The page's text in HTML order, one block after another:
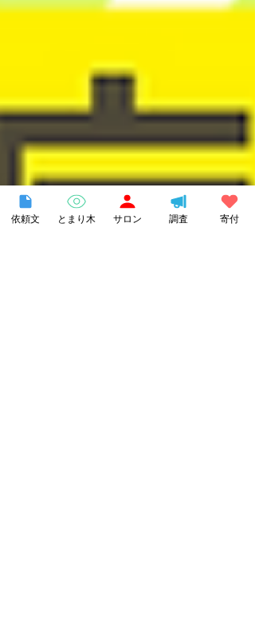
「とまり木オンラインスタッフ」 を若干名
を超えました。「多様な学び」への理解が
まっている近年とはいえ、まだまだ不登校
庭への社会的な偏見から「誰に相談すれば
いか分からない」という孤立や不安な状況
置かれている保護者も少なくありません。
庭に過度な負担がかかることで、親子関係
悪化につながるケースもあります。 一方
で、フリースクールや学びの場は全国に広
りつつあるものの、公的支援や制度的位置
依頼文 とまり木 サロン 調査 寄付